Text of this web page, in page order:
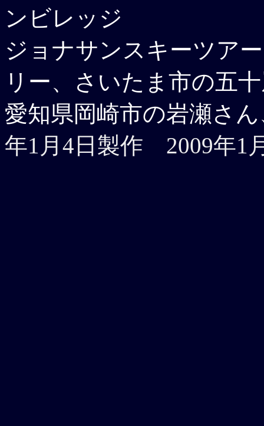
ンビレッジ
ジョナサンスキーツア
リー、さいたま市の五
愛知県岡崎市の岩瀬さ
年1月4日製作 2009年1